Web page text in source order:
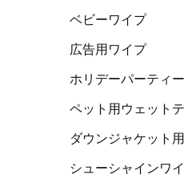
ベビーワイプ
広告用ワイプ
ホリデーパーティ
ペット用ウェット
ダウンジャケット
シューシャインワ